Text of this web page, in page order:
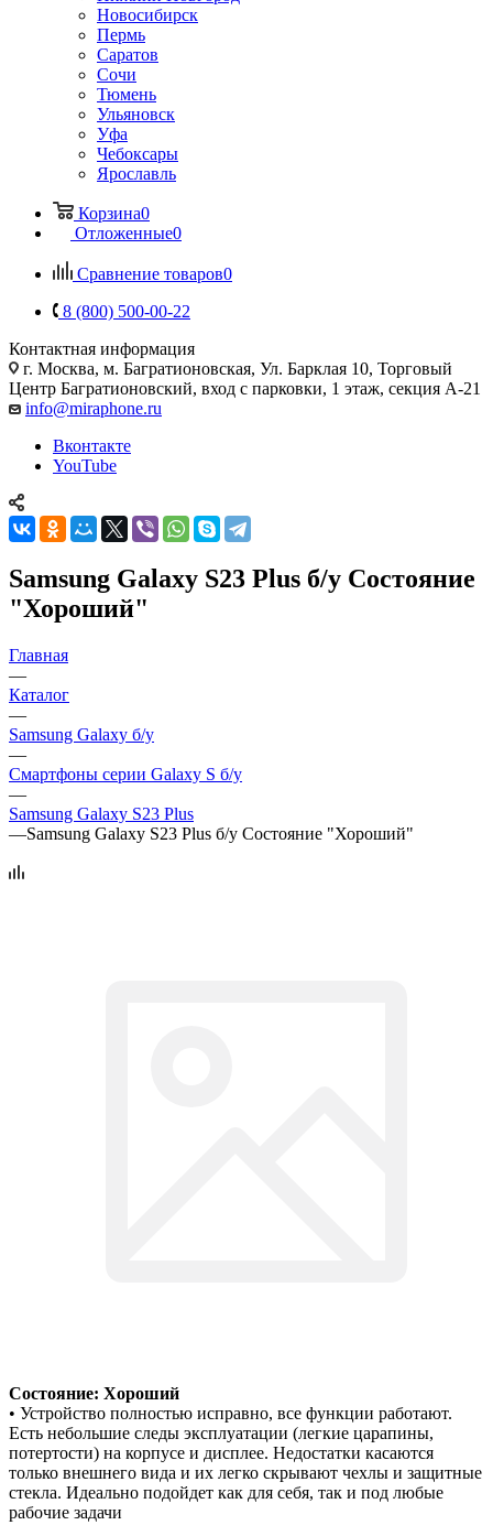
Новосибирск
Пермь
Саратов
Сочи
Тюмень
Ульяновск
Уфа
Чебоксары
Ярославль
Корзина0
Отложенные0
Сравнение товаров0
8 (800) 500-00-22
Контактная информация
г. Москва, м. Багратионовская, Ул. Барклая 10, Торговый
Центр Багратионовский, вход с парковки, 1 этаж, секция А-21
info@miraphone.ru
Вконтакте
YouTube
Samsung Galaxy S23 Plus б/у Состояние
"Хороший"
Главная
—
Каталог
—
Samsung Galaxy б/у
—
Смартфоны серии Galaxy S б/у
—
Samsung Galaxy S23 Plus
—Samsung Galaxy S23 Plus б/у Состояние "Хороший"
Состояние: Хороший
• Устройство полностью исправно, все функции работают.
Есть небольшие следы эксплуатации (легкие царапины,
потертости) на корпусе и дисплее. Недостатки касаются
только внешнего вида и их легко скрывают чехлы и защитные
стекла. Идеально подойдет как для себя, так и под любые
рабочие задачи